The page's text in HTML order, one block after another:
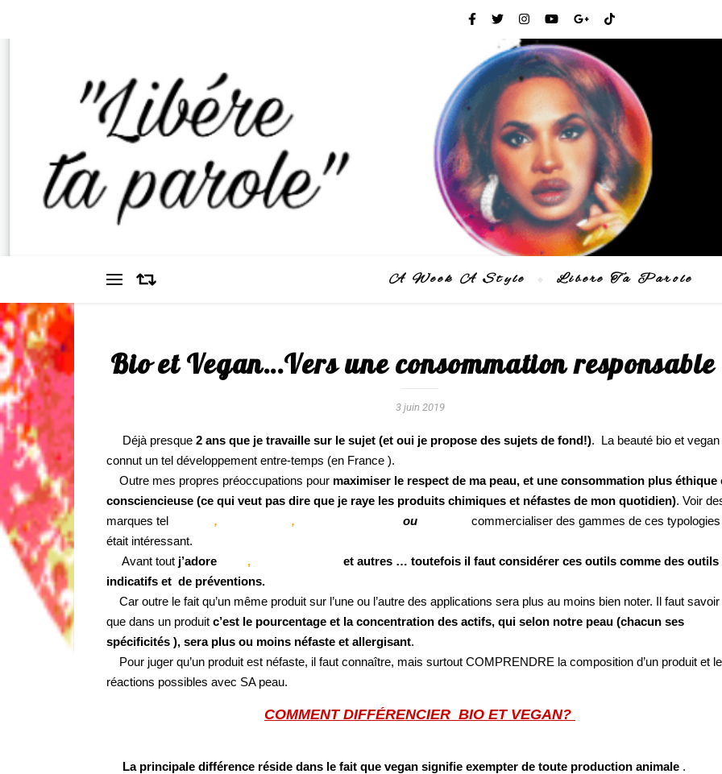
A Week A Style Libere Ta Parole
Bio et Vegan…Vers une consommation responsable
3 juin 2019
Déjà presque 2 ans que je travaille sur le sujet (et oui je propose des sujets de fond!). La beauté bio et vegan
connut un tel développement entre-temps (en France ).
Outre mes propres préoccupations pour maximiser le respect de ma peau, et une consommation plus éthique
consciencieuse (ce qui veut pas dire que je raye les produits chimiques et néfastes de mon quotidien). Voir
marques tel
, , ou
commercialiser des gammes de ces typologies
était intéressant.
Avant tout j’adore ,
et autres … toutefois il faut considérer ces outils comme des outils
indicatifs et de préventions.
Car outre le fait qu’un même produit sur l’une ou l’autre des applications sera plus au moins bien noter. Il faut savoir
que dans un produit c’est le pourcentage et la concentration des actifs, qui selon notre peau (chacun ses
spécificités ), sera plus ou moins néfaste et allergisant.
Pour juger qu’un produit est néfaste, il faut connaître, mais surtout COMPRENDRE la composition d’un produit et
réactions possibles avec SA peau.
COMMENT DIFFÉRENCIER BIO ET VEGAN?
La principale différence réside dans le fait que vegan signifie exempter de toute production animale .